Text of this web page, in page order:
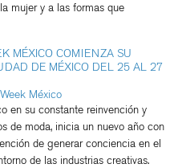
mujer y a las formas que
MÉXICO COMIENZA SU
DE MÉXICO DEL 25 AL 27
México
en su constante reinvención y
de moda, inicia un nuevo año con
de generar conciencia en el
de las industrias creativas.